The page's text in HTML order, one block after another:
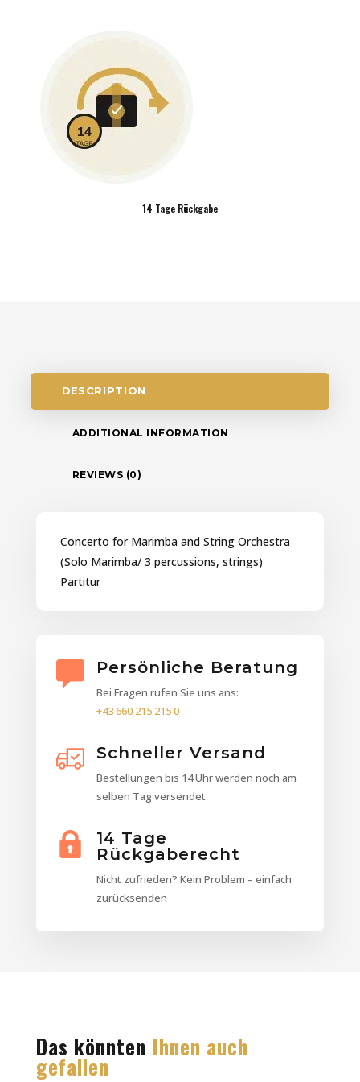
14 Tage Rückgabe
DESCRIPTION
ADDITIONAL INFORMATION
REVIEWS (0)
Concerto for Marimba and String Orchestra
(Solo Marimba/ 3 percussions, strings)
Partitur
Persönliche Beratung
Bei Fragen rufen Sie uns ans:
+43 660 215 215 0
Schneller Versand
Bestellungen bis 14 Uhr werden noch am
selben Tag versendet.
14 Tage
Rückgaberecht
Nicht zufrieden? Kein Problem – einfach
zurücksenden
Das könnten Ihnen auch
gefallen